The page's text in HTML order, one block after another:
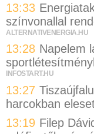
13:33
színvonallal
ALTERNATIVENERGIA.HU
13:28 Napelem
INFOSTART.HU
13:27
harcokban
13:19 Filep